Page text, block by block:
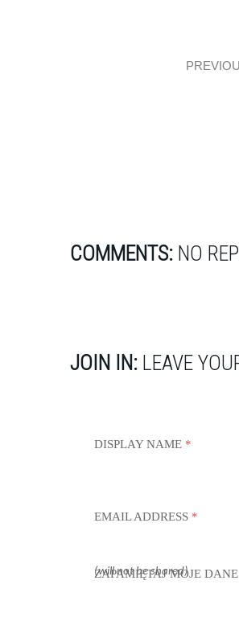
COMMENTS: NO
JOIN IN: LEAVE
DISPLAY NAME *
EMAIL ADDRESS *
(will not be shared)
ZAPAMIĘTAJ MOJE